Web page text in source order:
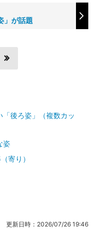
」が話題
「後ろ姿」（複数カッ
姿
寄り）
更新日時：2026/07/26 19:46